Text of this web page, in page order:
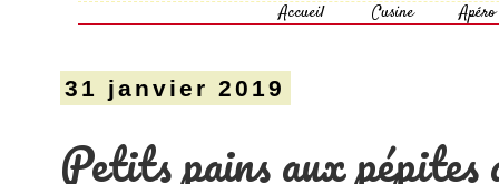
Accueil Cusine Apéro
31 janvier 2019
Petits pains aux pépites